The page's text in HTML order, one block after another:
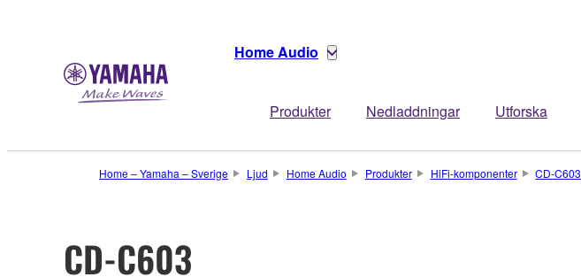
Home Audio
Produkter Nedladdningar Utforska
Home – Yamaha – Sverige Ljud Home Audio Produkter HiFi-komponenter CD-C603
CD-C603